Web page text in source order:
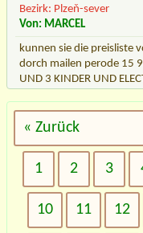
Bezirk: Plzeň-sever
Von: MARCEL
kunnen sie die preisliste
dorch mailen perode 15
UND 3 KINDER UND
« Zurück
1 2 3
10 11 12